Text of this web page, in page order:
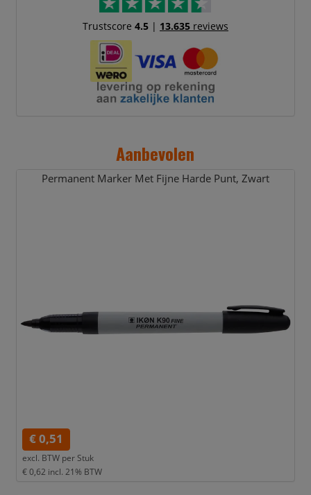
Trustscore 4.5| 13.635reviews
Aanbevolen
Permanent Marker Met Fijne Harde Punt, Zwart
€ 0,51
excl. BTW per Stuk
€ 0,62 incl. 21% BTW